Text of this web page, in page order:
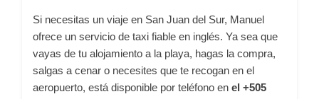
Si necesitas un viaje en San Juan del Sur, Manuel
ofrece un servicio de taxi fiable en inglés. Ya sea que
vayas de tu alojamiento a la playa, hagas la compra,
salgas a cenar o necesites que te recogan en el
aeropuerto, está disponible por teléfono en el +505